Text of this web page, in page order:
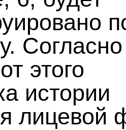
Согласно
этого
истории
лицевой